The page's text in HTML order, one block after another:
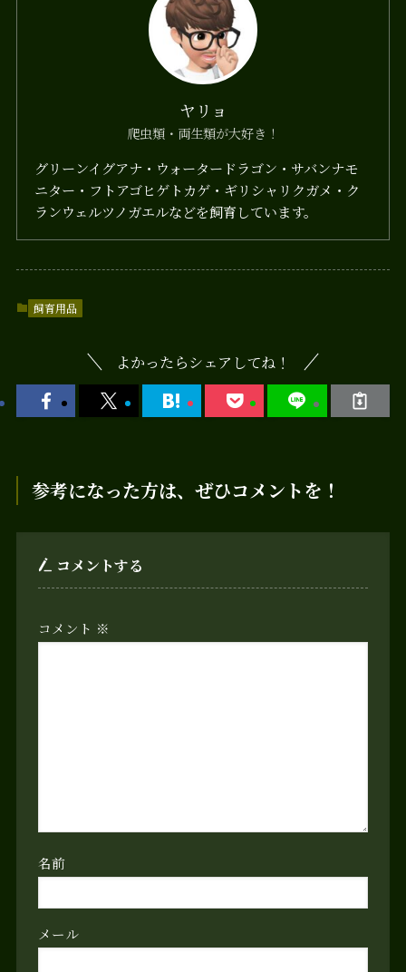
ヤリョ
爬虫類・両生類が大好き！
グリーンイグアナ・ウォータードラゴン・サバンナモ
ニター・フトアゴヒゲトカゲ・ギリシャリクガメ・ク
ランウェルツノガエルなどを飼育しています。
飼育用品
よかったらシェアしてね！
参考になった方は、ぜひコメントを！
コメントする
コメント ※
名前
メール